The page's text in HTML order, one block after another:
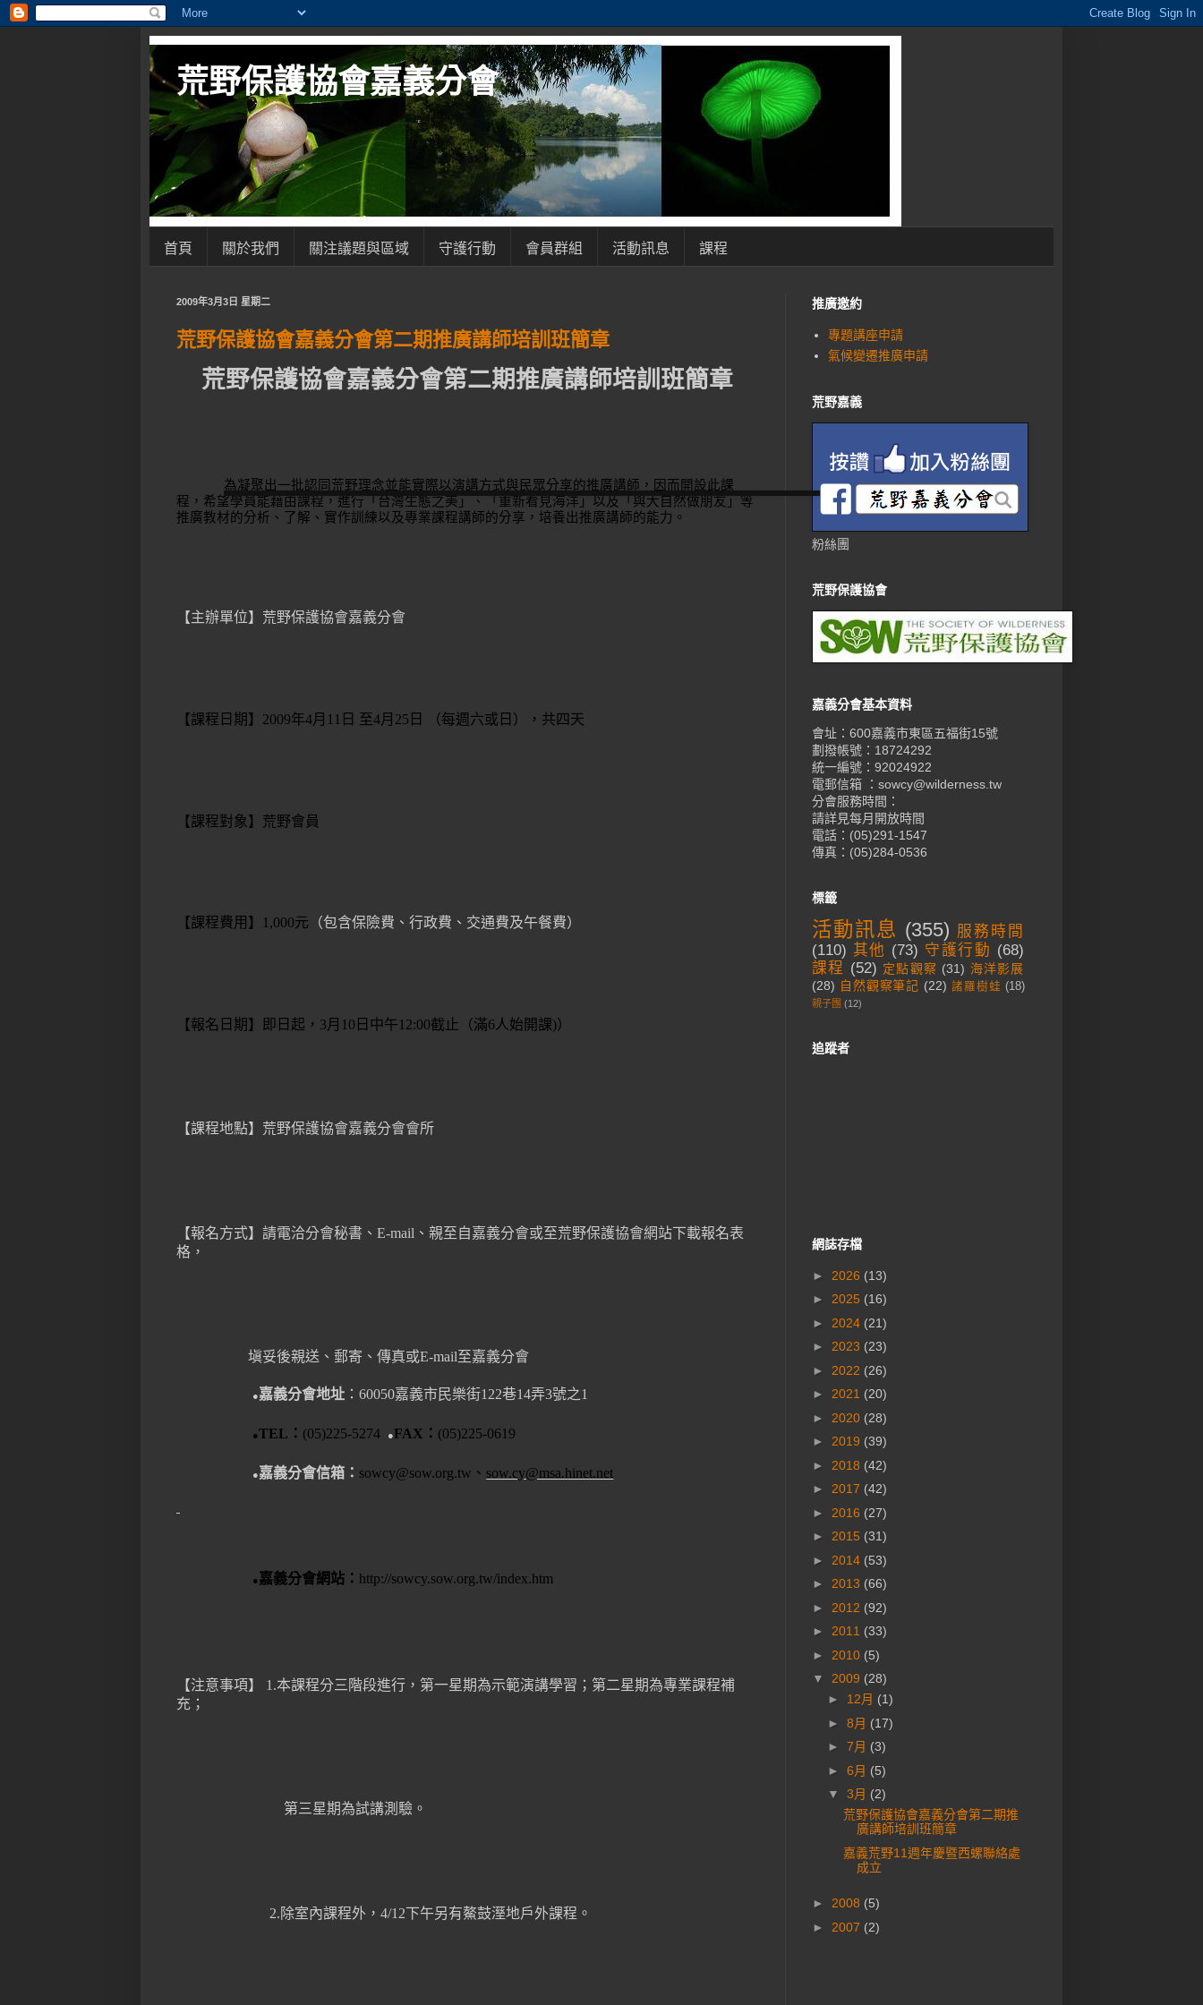
荒野保護協會嘉義分會
首頁 關於我們 關注議題與區域 守護行動 會員群組 活動訊息 課程
2009年3月3日 星期二
荒野保護協會嘉義分會第二期推廣講師培訓班簡章
荒野保護協會嘉義分會第二期推廣講師培訓班簡章
為凝聚出一批認同荒野理念並能實際以演講方式與民眾分享的推廣講師，因而開設此課
程，希望學員能藉由課程，進行「台灣生態之美」、「重新看見海洋」以及「與大自然做朋友」等
推廣教材的分析、了解、實作訓練以及專業課程講師的分享，培養出推廣講師的能力。
【主辦單位】荒野保護協會嘉義分會
【課程日期】 2009年4月 11 日 至4月 25 日 （每週六或日），共四天
【課程對象】荒野會員
【課程費用】 1,000元 （包含保險費、行政費、交通費及午餐費）
【報名日期】即日起， 3月 10 日中午12:00截止（滿6人始開課)）
【課程地點】荒野保護協會嘉義分會會所
【報名方式】 請電洽分會秘書、 E-mail 、 親至自嘉義分會或至荒野保護協會網站下載報名表
格，
塡妥後親送、 郵寄、傳真或E-mail至嘉義分會
●嘉義分會地址 ：60050嘉義市民樂街122巷14弄3號之1
●TEL ： (05)225-5274 ●FAX ： (05)225-0619
●嘉義分會信箱： sowcy@sow.org.tw 、 sow.cy@msa.hinet.net
●嘉義分會網站： http://sowcy.sow.org.tw/index.htm
【注意事項】 1.本課程分三階段進行，第一星期為示範演講學習；第二星期為專業課程補
充；
第三星期為試講測驗。
2.除室內課程外， 4/12下午另有鰲鼓溼地戶外課程。
推廣邀約
專題講座申請
氣候變遷推廣申請
荒野嘉義
粉絲團
荒野保護協會
嘉義分會基本資料
會址：600嘉義市東區五福街15號
劃撥帳號：18724292
統一編號：92024922
電郵信箱 ：sowcy@wilderness.tw
分會服務時間：
請詳見每月開放時間
電話：(05)291-1547
傳真：(05)284-0536
標籤
活動訊息 (355) 服務時間
(110) 其他 (73) 守護行動 (68)
課程 (52) 定點觀察 (31) 海洋影展
(28) 自然觀察筆記 (22) 諸羅樹蛙 (18)
親子團 (12)
追蹤者
網誌存檔
► 2026 (13)
► 2025 (16)
► 2024 (21)
► 2023 (23)
► 2022 (26)
► 2021 (20)
► 2020 (28)
► 2019 (39)
► 2018 (42)
► 2017 (42)
► 2016 (27)
► 2015 (31)
► 2014 (53)
► 2013 (66)
► 2012 (92)
► 2011 (33)
► 2010 (5)
▼ 2009 (28)
► 12月 (1)
► 8月 (17)
► 7月 (3)
► 6月 (5)
▼ 3月 (2)
荒野保護協會嘉義分會第二期推
廣講師培訓班簡章
嘉義荒野11週年慶暨西螺聯絡處
成立
► 2008 (5)
► 2007 (2)